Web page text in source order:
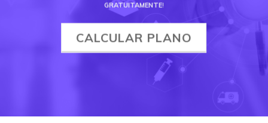
GRATUITAMENTE!
CALCULAR PLANO